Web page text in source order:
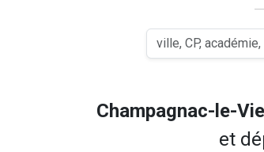
Champagnac-le-
et